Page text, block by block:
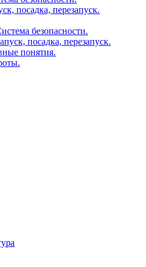
посадка, перезапуск.
безопасности.
посадка, перезапуск.
понятия.